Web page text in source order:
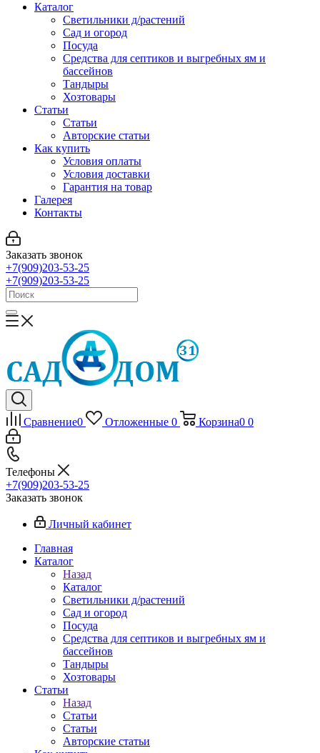
Каталог
Светильники д/растений
Сад и огород
Посуда
Средства для септиков и выгребных ям и
бассейнов
Тандыры
Хозтовары
Статьи
Статьи
Авторские статьи
Как купить
Условия оплаты
Условия доставки
Гарантия на товар
Галерея
Контакты
Заказать звонок
+7(909)203-53-25
+7(909)203-53-25
Сравнение0 Отложенные 0 Корзина0 0
Телефоны
+7(909)203-53-25
Заказать звонок
Личный кабинет
Главная
Каталог
Назад
Каталог
Светильники д/растений
Сад и огород
Посуда
Средства для септиков и выгребных ям и
бассейнов
Тандыры
Хозтовары
Статьи
Назад
Статьи
Статьи
Авторские статьи